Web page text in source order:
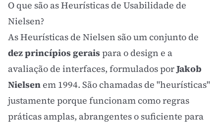
O que são as Heurísticas de Usabilidade de
Nielsen?
As Heurísticas de Nielsen são um conjunto de
dez princípios gerais para o design e a
avaliação de interfaces, formulados porJakob
Nielsenem 1994. São chamadas de "heurísticas"
justamente porque funcionam como regras
práticas amplas, abrangentes o suficiente para